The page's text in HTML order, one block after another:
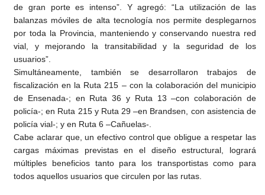
de gran porte es intenso”. Y agregó: “La utilización de las
balanzas móviles de alta tecnología nos permite desplegarnos
por toda la Provincia, manteniendo y conservando nuestra red
vial, y mejorando la transitabilidad y la seguridad de los
usuarios”.
Simultáneamente, también se desarrollaron trabajos de
fiscalización en la Ruta 215 – con la colaboración del municipio
de Ensenada-; en Ruta 36 y Ruta 13 –con colaboración de
policía-; en Ruta 215 y Ruta 29 –en Brandsen, con asistencia de
policía vial-; y en Ruta 6 –Cañuelas-.
Cabe aclarar que, un efectivo control que obligue a respetar las
cargas máximas previstas en el diseño estructural, logrará
múltiples beneficios tanto para los transportistas como para
todos aquellos usuarios que circulen por las rutas.